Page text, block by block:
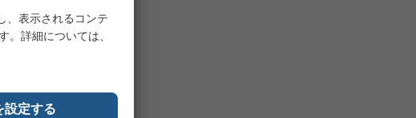
、表示されるコンテ
詳細については、
定する